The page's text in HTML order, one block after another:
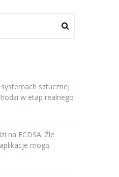
sztucznej
w etap realnego
na ECDSA. Źle
mogą